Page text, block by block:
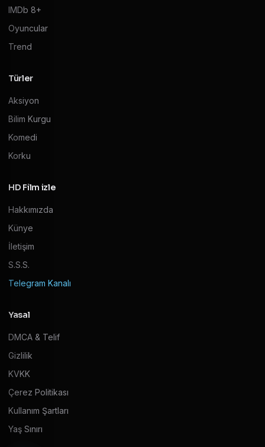
IMDb 8+
Oyuncular
Trend
Türler
Aksiyon
Bilim Kurgu
Komedi
Korku
HD Film izle
Hakkımızda
Künye
İletişim
S.S.S.
Telegram Kanalı
Yasal
DMCA & Telif
Gizlilik
KVKK
Çerez Politikası
Kullanım Şartları
Yaş Sınırı